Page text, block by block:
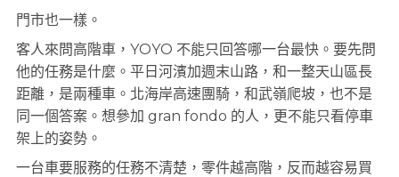
門市也一樣。
客人來問高階車，YOYO 不能只回答哪一台最快。要先問
他的任務是什麼。平日河濱加週末山路，和一整天山區長
距離，是兩種車。北海岸高速團騎，和武嶺爬坡，也不是
同一個答案。想參加 gran fondo 的人，更不能只看停車
架上的姿勢。
一台車要服務的任務不清楚，零件越高階，反而越容易買